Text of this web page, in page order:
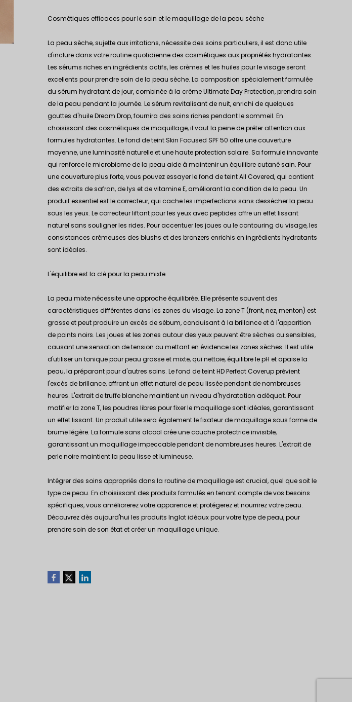
Cosmétiques efficaces pour le soin et le maquillage de la peau sèche
La peau sèche, sujette aux irritations, nécessite des soins particuliers, il est donc utile
d'inclure dans votre routine quotidienne des cosmétiques aux propriétés hydratantes.
Les sérums riches en ingrédients actifs, les crèmes et les huiles pour le visage seront
excellents pour prendre soin de la peau sèche. La composition spécialement formulée
du sérum hydratant de jour, combinée à la crème Ultimate Day Protection, prendra soin
de la peau pendant la journée. Le sérum revitalisant de nuit, enrichi de quelques
gouttes d'huileDream Drop, fournira des soins riches pendant le sommeil. En
choisissant des cosmétiques de maquillage, il vaut la peine de prêter attention aux
formules hydratantes. Le fond de teint Skin Focused SPF 50 offre une couverture
moyenne, une luminosité naturelle et une haute protection solaire. Sa formule innovante
qui renforce le microbiome de la peau aide à maintenir un équilibre cutané sain. Pour
une couverture plus forte, vous pouvez essayerle fond de teint All Covered, qui contient
des extraits de safran, de lys et de vitamine E, améliorant la condition de la peau. Un
produit essentiel est le correcteur, qui cache les imperfections sans dessécher la peau
sous les yeux. Le correcteur liftant pour les yeux avec peptides offre un effet lissant
naturel sans souligner les rides. Pour accentuer les joues ou le contouring du visage, les
consistances crémeuses des blushs et des bronzers enrichis en ingrédients hydratants
sont idéales.
L'équilibre est la clé pour la peau mixte
La peau mixte nécessite une approche équilibrée. Elle présente souvent des
caractéristiques différentes dans les zones du visage. La zone T (front, nez, menton) est
grasse et peut produire un excès de sébum, conduisant à la brillance et à l'apparition
de points noirs. Les joues et les zones autour des yeux peuvent être sèches ou sensibles,
causant une sensation de tension ou mettant en évidence les zones sèches. Il est utile
d'utiliser un tonique pour peau grasse et mixte, qui nettoie, équilibre le pH et apaise la
peau, la préparant pour d'autres soins. Le fond de teint HD Perfect Coverupprévient
l'excès de brillance, offrant un effet naturel de peau lissée pendant de nombreuses
heures. L'extrait de truffe blanche maintient un niveau d'hydratation adéquat. Pour
matifier la zone T, les poudres libres pour fixer le maquillage sont idéales, garantissant
un effet lissant. Un produit utile sera également le fixateur de maquillage sous forme de
brume légère. La formule sans alcool crée une couche protectrice invisible,
garantissant un maquillage impeccable pendant de nombreuses heures. L'extrait de
perle noire maintient la peau lisse et lumineuse.
Intégrer des soins appropriés dans la routine de maquillage est crucial, quel que soit le
type de peau. En choisissant des produits formulés en tenant compte de vos besoins
spécifiques, vous améliorerez votre apparence et protégerez et nourrirez votre peau.
Découvrez dès aujourd'hui les produits Inglot idéaux pour votre type de peau, pour
prendre soin de son état et créer un maquillage unique.